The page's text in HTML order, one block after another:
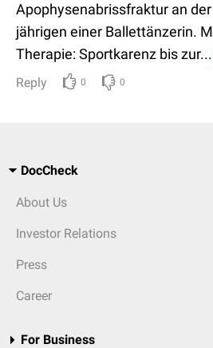
Apophysenabrissfraktur an
jährigen einer Ballettänzerin.
Therapie: Sportkarenz bis zur...
Reply 0 0
DocCheck
About Us
Investor Relations
Press
Career
For Business